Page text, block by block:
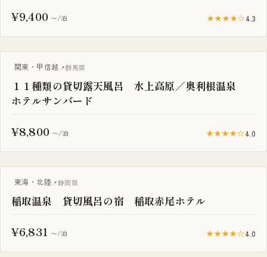
¥9,400 〜/泊 ★★★★☆4.3
一棟貸し
関東・甲信越 群馬県
１１種類の貸切露天風呂 水上高原／奥利根温泉
ホテルサンバード
¥8,800 〜/泊 ★★★★☆4.0
一棟貸し
東海・北陸 静岡県
稲取温泉 貸切風呂の宿 稲取赤尾ホテル
¥6,831 〜/泊 ★★★★☆4.0